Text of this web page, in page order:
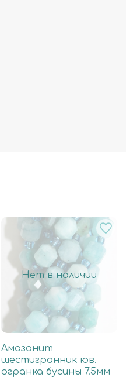
1мм
Нет в наличии
Амазонит
шестигранник юв.
огранка бусины 7.5мм